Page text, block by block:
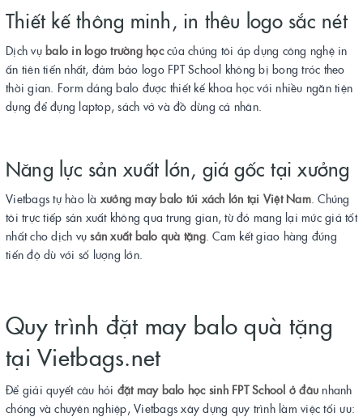
Thiết kế thông minh, in thêu logo sắc nét
Dịch vụ balo in logo trường họccủa chúng tôi áp dụng công nghệ in
ấn tiên tiến nhất, đảm bảo logo FPT School không bị bong tróc theo
thời gian. Form dáng balo được thiết kế khoa học với nhiều ngăn tiện
dụng để đựng laptop, sách vở và đồ dùng cá nhân.
Năng lực sản xuất lớn, giá gốc tại xưởng
Vietbags tự hào làxưởng may balo túi xách lớn tại Việt Nam. Chúng
tôi trực tiếp sản xuất không qua trung gian, từ đó mang lại mức giá tốt
nhất cho dịch vụsản xuất balo quà tặng. Cam kết giao hàng đúng
tiến độ dù với số lượng lớn.
Quy trình đặt may balo quà tặng
tại Vietbags.net
Để giải quyết câu hỏi đặt may balo học sinh FPT School ở đâu nhanh
chóng và chuyên nghiệp, Vietbags xây dựng quy trình làm việc tối ưu: